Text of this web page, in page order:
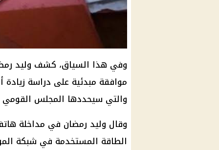
وفي هذا السياق، كشف وليد
موافقة مبدئية على دراسة زيادة
والتي سيحددها المجلس القومي
وقال وليد رمضان في مداخلة
الطاقة المستخدمة في شبكة